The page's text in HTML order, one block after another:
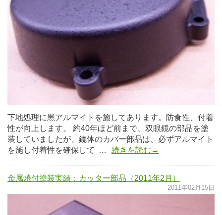
下地処理に黒アルマイトを施してあります。防食性、付着
性が向上します。 約40年ほど前まで、双眼鏡の部品を塗
装していましたが、鏡体のカバー部品は、必ずアルマイト
を施し付着性を確保して …
続きを読む→
金属焼付塗装実績：カッター部品（2011年2月）
2011年02月15日